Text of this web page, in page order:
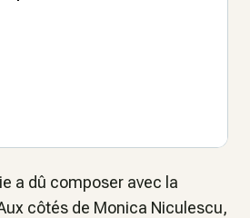
a dû composer avec la
côtés de Monica Niculescu,